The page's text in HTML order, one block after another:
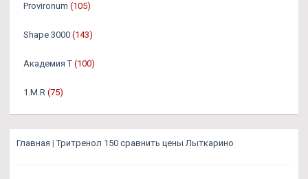
Provironum (105)
Shape 3000 (143)
Академия Т (100)
1.M.R (75)
Главная |Тритренол 150 сравнить цены Лыткарино